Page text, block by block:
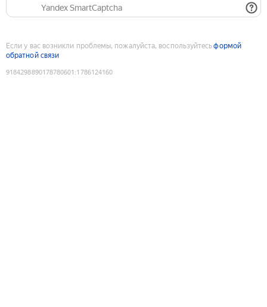
Yandex SmartCaptcha
Если у вас возникли проблемы, пожалуйста, воспользуйтесьформой
обратной связи
9184298890178780601 :1786124160